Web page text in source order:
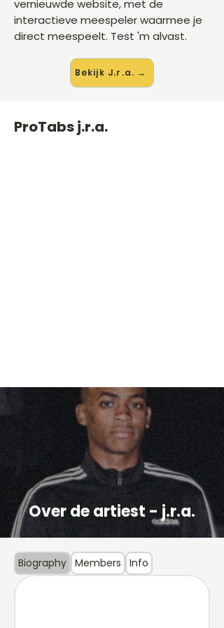
vernieuwde website, met de
interactieve meespeler waarmee je
direct meespeelt. Test 'm alvast.
Bekijk J.r.a. →
ProTabs j.r.a.
Over de artiest - j.r.a.
Biography Members Info